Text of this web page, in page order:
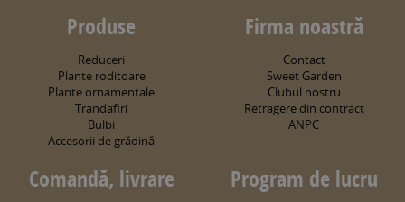
Produse
Reduceri
Plante roditoare
Plante ornamentale
Trandafiri
Bulbi
Accesorii de grădină
Firma noastră
Contact
Sweet Garden
Clubul nostru
Retragere din contract
ANPC
Comandă, livrare Program de lucru